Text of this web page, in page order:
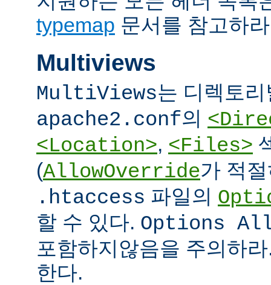
typemap 문서를 참고하
Multiviews
MultiViews는 디렉토
apache2.conf의
<Location>, <Files>
(AllowOverride가 적
.htaccess 파일의
할 수 있다. Options
포함하지않음을 주의하
한다.